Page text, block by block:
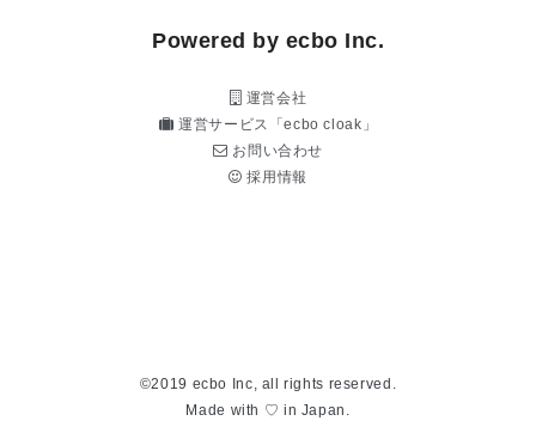
Powered by ecbo Inc.
運営会社
運営サービス「ecbo cloak」
お問い合わせ
採用情報
©2019 ecbo Inc, all rights reserved.
Made with ♡ in Japan.